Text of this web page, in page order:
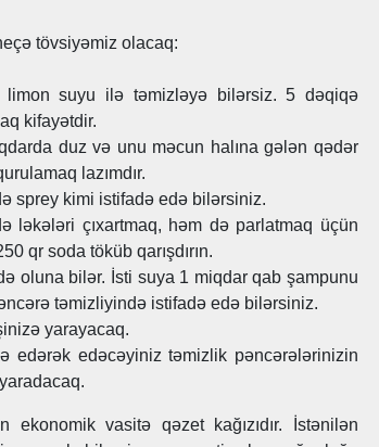
tövsiyəmiz olacaq:
limon suyu ilə təmizləyə bilərsiz. 5 dəqiqə
kifayətdir.
duz və unu məcun halına gələn qədər
lazımdır.
sprey kimi istifadə edə bilərsiniz.
ləkələri çıxartmaq, həm də parlatmaq üçün
qr soda töküb qarışdırın.
oluna bilər. İsti suya 1 miqdar qab şampunu
təmizliyində istifadə edə bilərsiniz.
yarayacaq.
edəcəyiniz təmizlik pəncərələrinizin
vasitə qəzet kağızıdır. İstənilən